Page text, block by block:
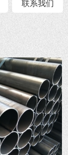
联系我们